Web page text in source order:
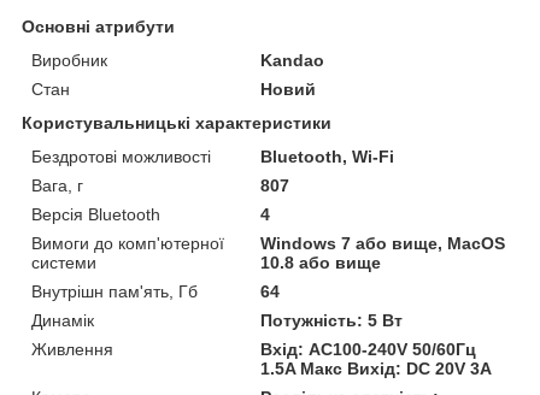
Основні атрибути
Виробник
Kandao
Стан
Новий
Користувальницькі характеристики
Бездротові можливості
Bluetooth, Wi-Fi
Вага, г
807
Версія Bluetooth
4
Вимоги до комп'ютерної
системи
Windows 7 або вище, MacOS
10.8 або вище
Внутрішн пам'ять, Гб
64
Динамік
Потужність: 5 Вт
Живлення
Вхід: AC100-240V 50/60Гц
1.5A Макс Вихід: DC 20V 3A